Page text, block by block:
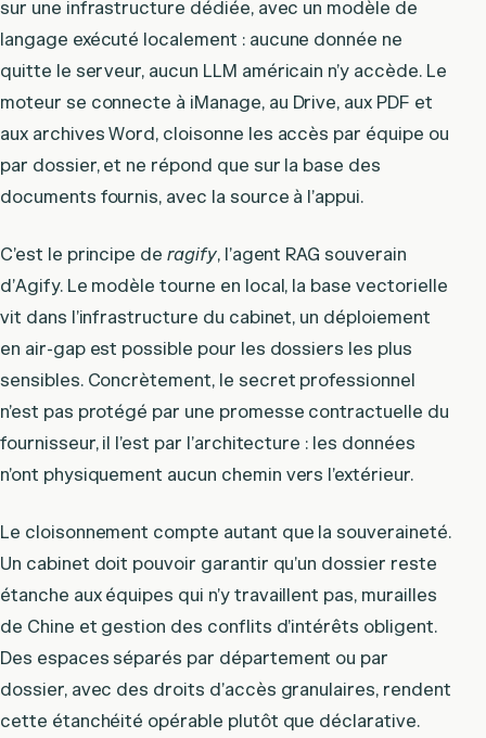
sur une infrastructure dédiée, avec un modèle de
langage exécuté localement : aucune donnée ne
quitte le serveur, aucun LLM américain n’y accède. Le
moteur se connecte à iManage, au Drive, aux PDF et
aux archives Word, cloisonne les accès par équipe ou
par dossier, et ne répond que sur la base des
documents fournis, avec la source à l’appui.
C’est le principe deragify, l’agent RAG souverain
d’Agify. Le modèle tourne en local, la base vectorielle
vit dans l’infrastructure du cabinet, un déploiement
en air-gap est possible pour les dossiers les plus
sensibles. Concrètement, le secret professionnel
n’est pas protégé par une promesse contractuelle du
fournisseur, il l’est par l’architecture : les données
n’ont physiquement aucun chemin vers l’extérieur.
Le cloisonnement compte autant que la souveraineté.
Un cabinet doit pouvoir garantir qu’un dossier reste
étanche aux équipes qui n’y travaillent pas, murailles
de Chine et gestion des conflits d’intérêts obligent.
Des espaces séparés par département ou par
dossier, avec des droits d’accès granulaires, rendent
cette étanchéité opérable plutôt que déclarative.